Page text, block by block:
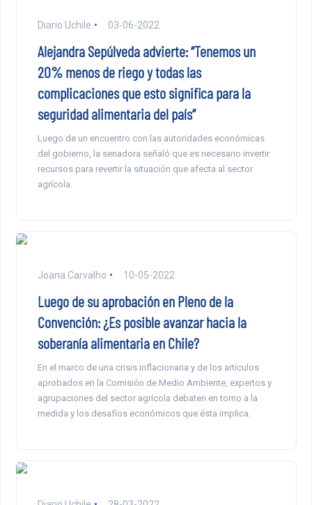
Diario Uchile 03-06-2022
Alejandra Sepúlveda advierte: “Tenemos un
20% menos de riego y todas las
complicaciones que esto significa para la
seguridad alimentaria del país”
Luego de un encuentro con las autoridades económicas
del gobierno, la senadora señaló que es necesario invertir
recursos para revertir la situación que afecta al sector
agrícola.
Joana Carvalho 10-05-2022
Luego de su aprobación en Pleno de la
Convención: ¿Es posible avanzar hacia la
soberanía alimentaria en Chile?
En el marco de una crisis inflacionaria y de los artículos
aprobados en la Comisión de Medio Ambiente, expertos y
agrupaciones del sector agrícola debaten en torno a la
medida y los desafíos económicos que ésta implica.